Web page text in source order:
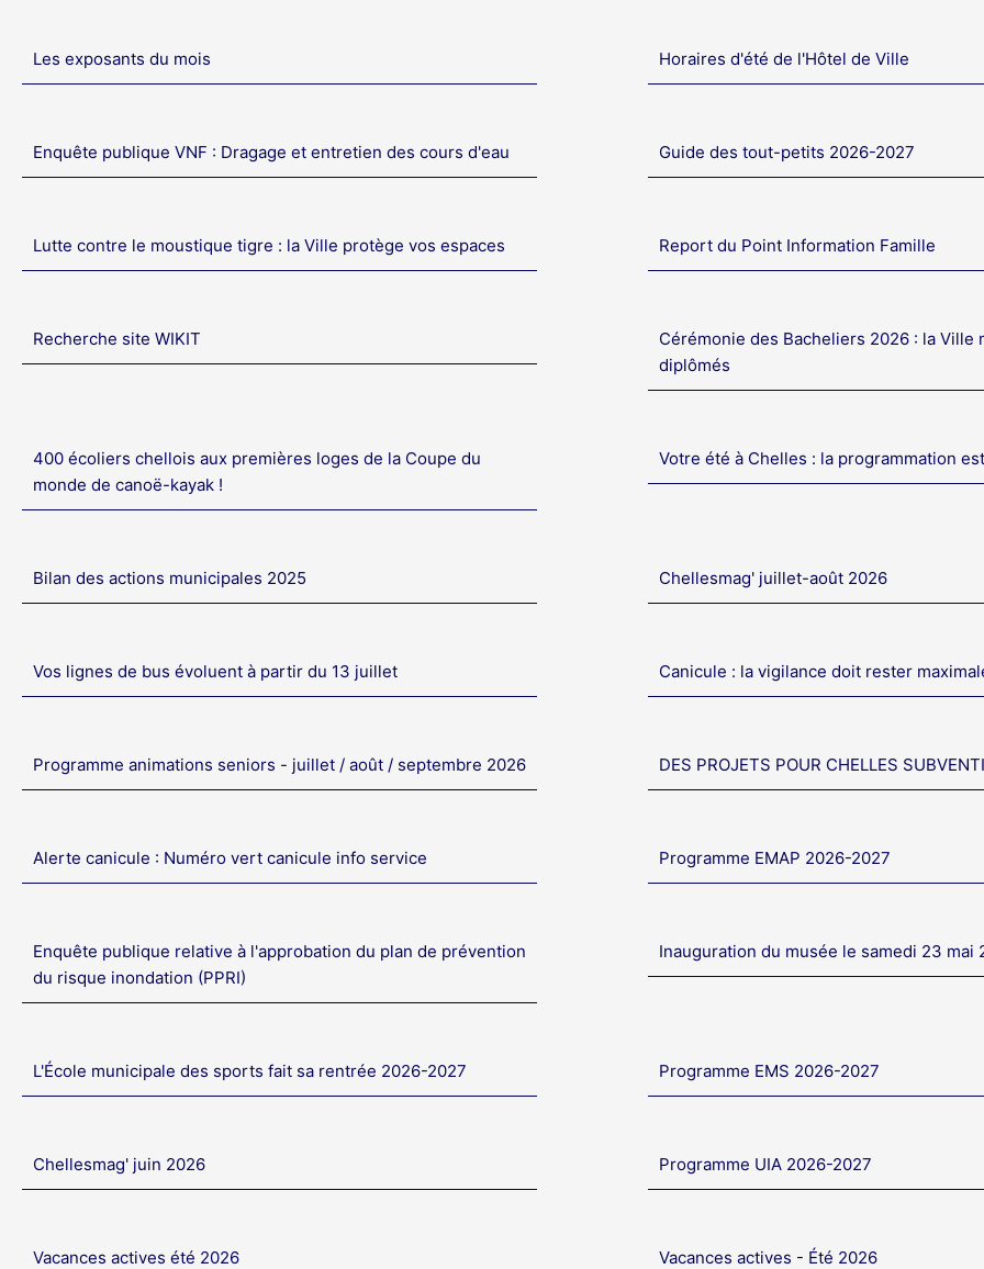
Les exposants du mois Horaires d'été de l'Hôtel de Ville
Enquête publique VNF : Dragage et entretien des cours d'eau Guide des tout-petits 2026-2027
Lutte contre le moustique tigre : la Ville protège vos espaces Report du Point Information Famille
Recherche site WIKIT
Cérémonie des Bacheliers 2026 : la Ville
diplômés
400 écoliers chellois aux premières loges de la Coupe du
monde de canoë-kayak !
Votre été à Chelles : la programmation
Bilan des actions municipales 2025 Chellesmag' juillet-août 2026
Vos lignes de bus évoluent à partir du 13 juillet Canicule : la vigilance doit rester
Programme animations seniors - juillet / août / septembre 2026 DES PROJETS POUR CHELLES
Alerte canicule : Numéro vert canicule info service Programme EMAP 2026-2027
Enquête publique relative à l'approbation du plan de prévention
du risque inondation (PPRI)
Inauguration du musée le samedi 23 mai
L'École municipale des sports fait sa rentrée 2026-2027 Programme EMS 2026-2027
Chellesmag' juin 2026 Programme UIA 2026-2027
Vacances actives été 2026 Vacances actives - Été 2026